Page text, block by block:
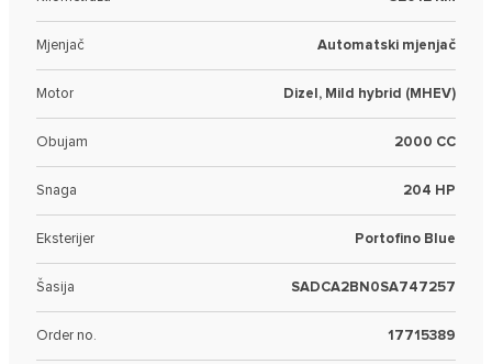
Mjenjač Automatski mjenjač
Motor Dizel, Mild hybrid (MHEV)
Obujam 2000 CC
Snaga 204 HP
Eksterijer Portofino Blue
Šasija SADCA2BN0SA747257
Order no. 17715389